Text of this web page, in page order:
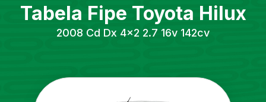
Tabela Fipe Toyota Hilux
2008 Cd Dx 4x2 2.7 16v 142cv